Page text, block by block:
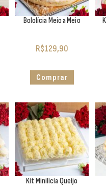
Bololícia Meio a Meio
R$129,90
Comprar
Kit Minilícia Queijo